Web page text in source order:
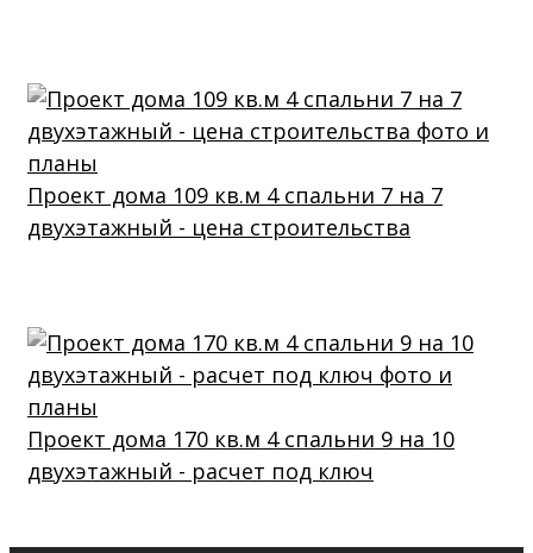
Проект дома 109 кв.м 4 спальни 7 на 7
двухэтажный - цена строительства
Проект дома 170 кв.м 4 спальни 9 на 10
двухэтажный - расчет под ключ